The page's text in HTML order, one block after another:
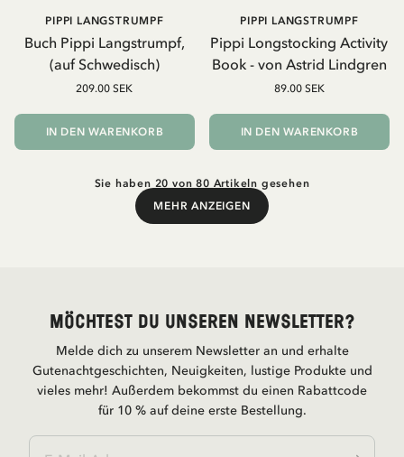
Buch Pippi Langstrumpf,
(auf Schwedisch)
PIPPI LANGSTRUMPF
209.00 SEK
IN DEN WARENKORB
Pippi Longstocking Activity
Book - von Astrid Lindgren
PIPPI LANGSTRUMPF
89.00 SEK
IN DEN WARENKORB
Sie haben 20 von 80 Artikeln gesehen
MEHR ANZEIGEN
Mehr anzeigen
Möchtest du unseren Newsletter?
Melde dich zu unserem Newsletter an und erhalte
Gutenachtgeschichten, Neuigkeiten, lustige Produkte und
vieles mehr! Außerdem bekommst du einen Rabattcode
für 10 % auf deine erste Bestellung.